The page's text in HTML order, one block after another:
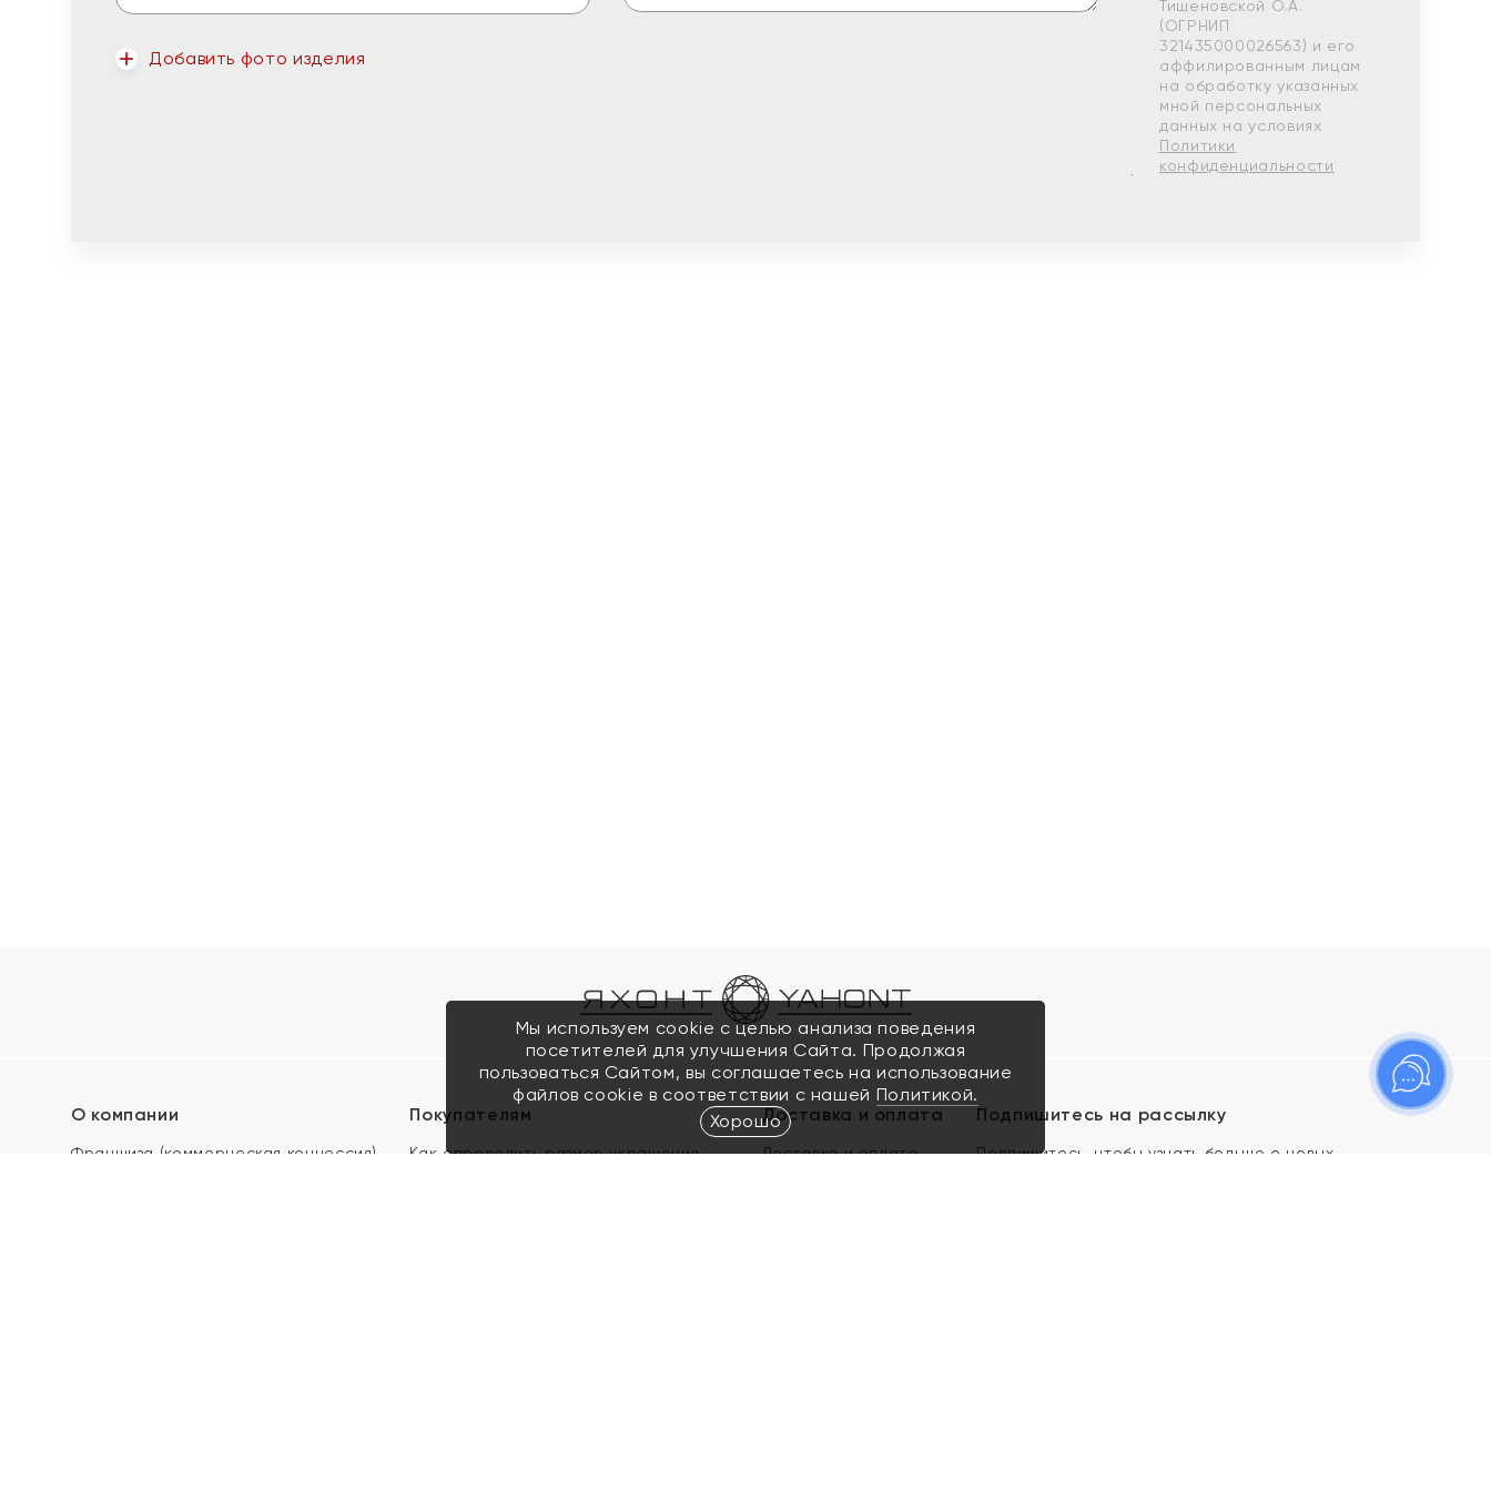
Добавить фото изделия
Тишеновской О.А.
(ОГРНИП
321435000026563) и его
аффилированным лицам
на обработку указанных
мной персональных
данных на условиях
Политики
конфиденциальности
О компании
Франшиза (коммерческая концессия)
Покупателям
Как определить размер украшения
Доставка и оплата
Доставка и оплата
Подпишитесь на рассылку
Подпишитесь, чтобы узнать больше о новых
Мы используем cookie с целью анализа поведения
посетителей для улучшения Сайта. Продолжая
пользоваться Сайтом, вы соглашаетесь на использование
файлов cookie в соответствии с нашей Политикой.
Хорошо